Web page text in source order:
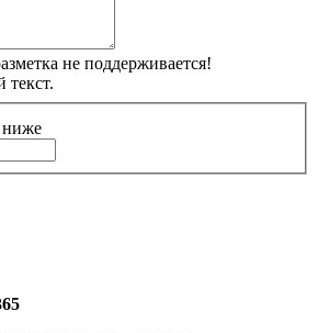
не поддерживается!
текст.
ниже